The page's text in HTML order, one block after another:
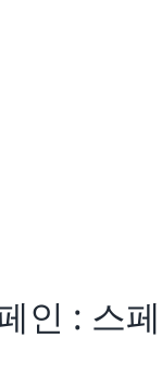
인 : 스